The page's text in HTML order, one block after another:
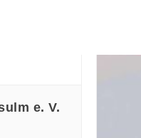
e. V.